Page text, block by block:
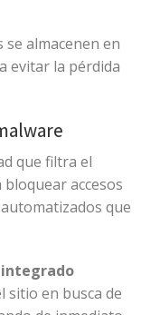
almacenen en
evitar la pérdida
que filtra el
accesos
que
sitio en busca de